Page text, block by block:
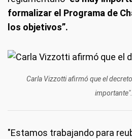
formalizar el Programa de
los objetivos”.
Carla Vizzotti afirmó que el
importante".
"Estamos trabajando para